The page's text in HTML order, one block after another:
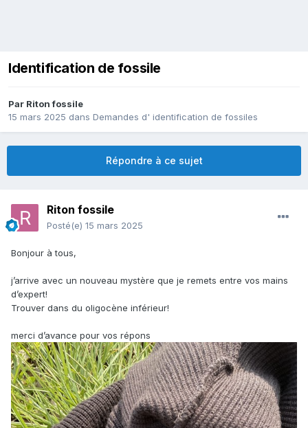
Identification de fossile
Par Riton fossile
15 mars 2025 dans Demandes d' identification de fossiles
Répondre à ce sujet
Riton fossile
Posté(e) 15 mars 2025
Bonjour à tous,
j’arrive avec un nouveau mystère que je remets entre vos mains
d’expert!
Trouver dans du oligocène inférieur!
merci d’avance pour vos répons